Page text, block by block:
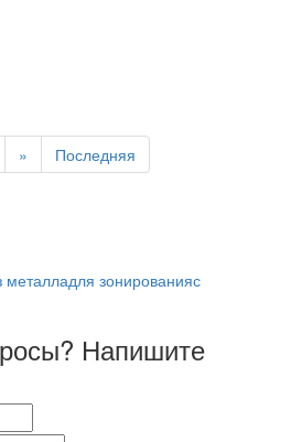
» Последняя
металладля зонированияс
Напишите